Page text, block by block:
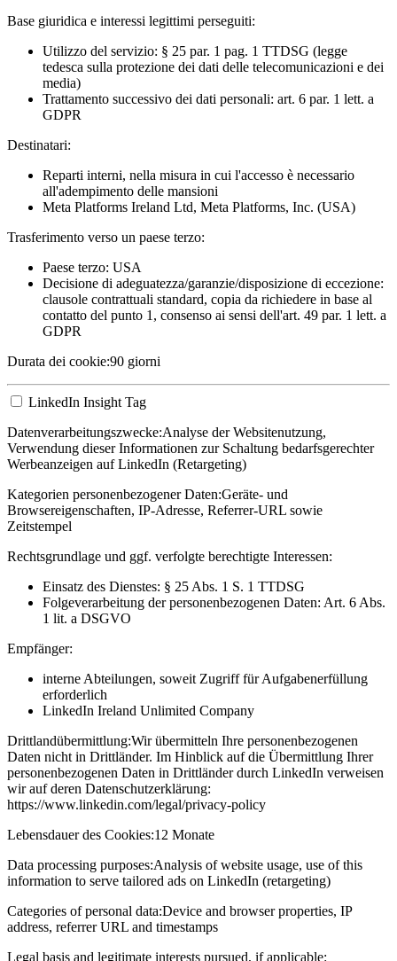
Base giuridica e interessi legittimi perseguiti:
Utilizzo del servizio: § 25 par. 1 pag. 1 TTDSG (legge
tedesca sulla protezione dei dati delle telecomunicazioni e dei
media)
Trattamento successivo dei dati personali: art. 6 par. 1 lett. a
GDPR
Destinatari:
Reparti interni, nella misura in cui l'accesso è necessario
all'adempimento delle mansioni
Meta Platforms Ireland Ltd, Meta Platforms, Inc. (USA)
Trasferimento verso un paese terzo:
Paese terzo: USA
Decisione di adeguatezza/garanzie/disposizione di eccezione:
clausole contrattuali standard, copia da richiedere in base al
contatto del punto 1, consenso ai sensi dell'art. 49 par. 1 lett. a
GDPR
Durata dei cookie:90 giorni
LinkedIn Insight Tag
Datenverarbeitungszwecke:Analyse der Websitenutzung,
Verwendung dieser Informationen zur Schaltung bedarfsgerechter
Werbeanzeigen auf LinkedIn (Retargeting)
Kategorien personenbezogener Daten:Geräte- und
Browsereigenschaften, IP-Adresse, Referrer-URL sowie
Zeitstempel
Rechtsgrundlage und ggf. verfolgte berechtigte Interessen:
Einsatz des Dienstes: § 25 Abs. 1 S. 1 TTDSG
Folgeverarbeitung der personenbezogenen Daten: Art. 6 Abs.
1 lit. a DSGVO
Empfänger:
interne Abteilungen, soweit Zugriff für Aufgabenerfüllung
erforderlich
LinkedIn Ireland Unlimited Company
Drittlandübermittlung:Wir übermitteln Ihre personenbezogenen
Daten nicht in Drittländer. Im Hinblick auf die Übermittlung Ihrer
personenbezogenen Daten in Drittländer durch LinkedIn verweisen
wir auf deren Datenschutzerklärung:
https://www.linkedin.com/legal/privacy-policy
Lebensdauer des Cookies:12 Monate
Data processing purposes:Analysis of website usage, use of this
information to serve tailored ads on LinkedIn (retargeting)
Categories of personal data:Device and browser properties, IP
address, referrer URL and timestamps
Legal basis and legitimate interests pursued, if applicable: